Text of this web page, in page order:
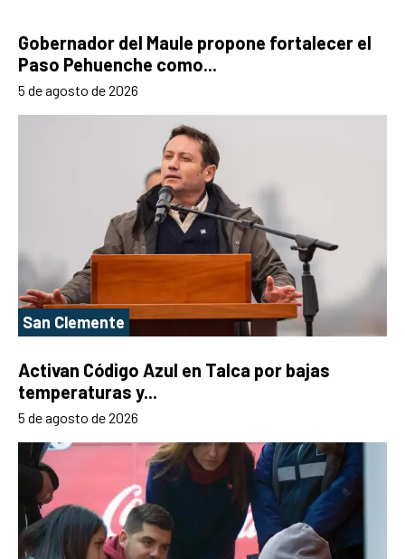
Gobernador del Maule propone fortalecer el
Paso Pehuenche como...
5 de agosto de 2026
San Clemente
Activan Código Azul en Talca por bajas
temperaturas y...
5 de agosto de 2026